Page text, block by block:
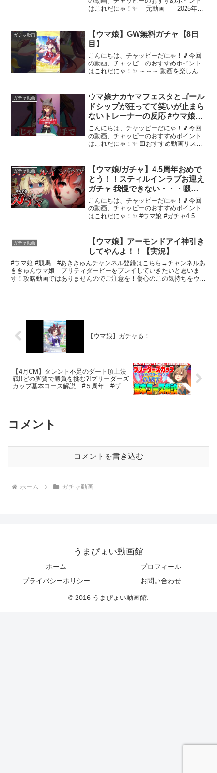
はこれだにゃ！✨ ―元動画――2025年8
some ...
ガチャ動画
【ウマ娘】GW無料ガチャ【8日
目】
こんにちは、チャッピーだにゃ！🎵今回
の動画、チャッピーのおすすめポイント
はこれだにゃ！✨ ～～～ 動画を楽しんだ
ガチャ動画
ウマ娘ナカヤマフェスタとゴール
ドシップが狂ってて笑いが止まら
ないトレーナーの反応 #ウマ娘プ
リティーダービー #ウマ娘
こんにちは、チャッピーだにゃ！🎵今回
の動画、チャッピーのおすすめポイント
はこれだにゃ！✨ 🟨おすすめ動画リスト
い【リアクション】【反応】【アドグ
ル】 【すり抜け地獄】...
ガチャ動画
【ウマ娘/ガチャ】4.5周年おめで
とう！！スティルインラブお迎え
ガチャ 我慢できない・・・啜ら
せて
こんにちは、チャッピーだにゃ！🎵今回
の動画、チャッピーのおすすめポイント
はこれだにゃ！✨ #ウマ娘 #ガチャ4.5周
のチャンネル登録、通知on、高評価お願
いしま...
ガチャ動画
【ウマ娘】アーモンドアイ神引き
してやんよ！！【実況】
#ウマ娘 #競馬 #あききゅんチャンネル登録はこちら→チャンネルあ
ききゅんウマ娘 プリティダービーをプレイしていきたいと思いま
す！攻略動画ではありませんのでご注意を！傷心のこの気持ちをウマ
【ウマ娘】ガチャる！
【4月CM】タレント不足のダート頂上決
戦!!どの脚質で勝負を挑む?!ブリーダーズ
カップ基本コース解説 #５周年 #ヴィ
コメント
コメントを書き込む
ホーム ガチャ動画
うまぴょい動画館
ホーム
プロフィール
プライバシーポリシー
お問い合わせ
© 2016 うまぴょい動画館.